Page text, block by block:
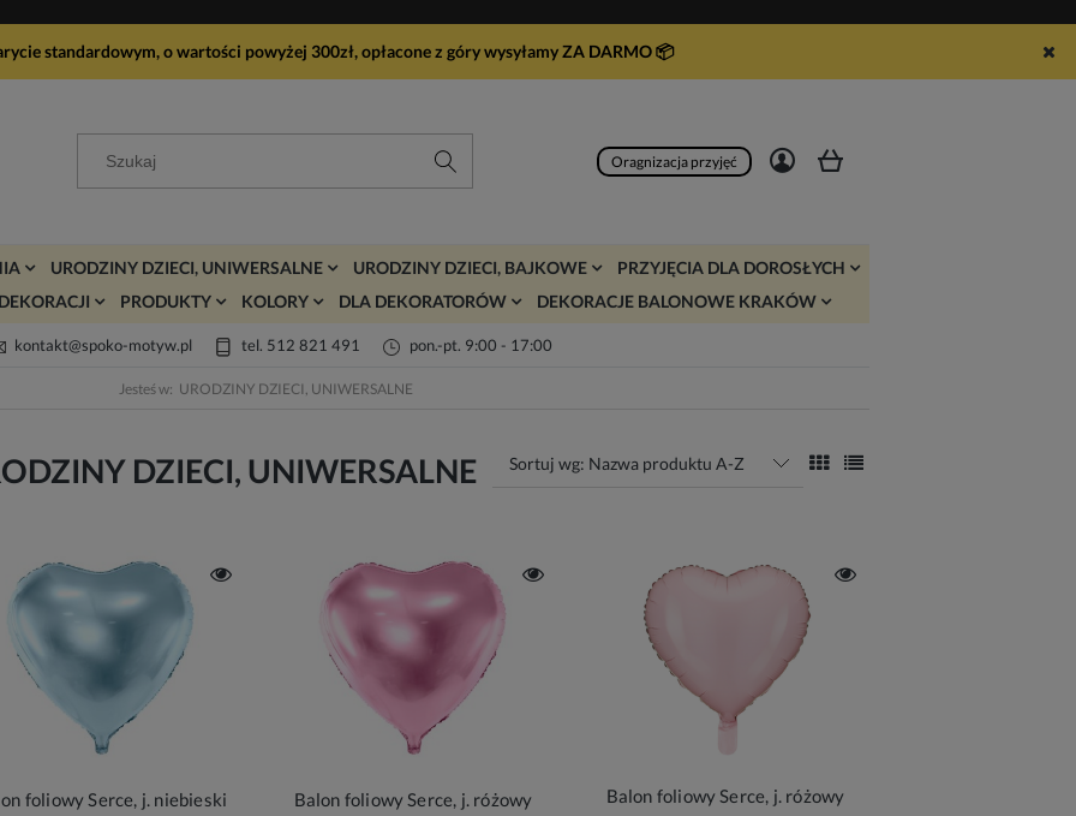
standardowym, o wartości powyżej 300zł, opłacone z góry wysyłamy ZA DARMO📦
Oragnizacja przyjęć
URODZINY DZIECI, UNIWERSALNE URODZINY DZIECI, BAJKOWE
PRZYJĘCIA DLA DOROSŁYCH
PRODUKTY KOLORY DLA DEKORATORÓW DEKORACJE BALONOWE KRAKÓW
kontakt@spoko-motyw.pl tel. 512 821 491 pon.-pt. 9:00 - 17:00
Jesteś w: URODZINY DZIECI, UNIWERSALNE
DZIECI, UNIWERSALNE Sortuj wg: Nazwa produktu A-Z
foliowy Serce, j. niebieski Balon foliowy Serce, j. różowy Balon foliowy Serce, j. różowy